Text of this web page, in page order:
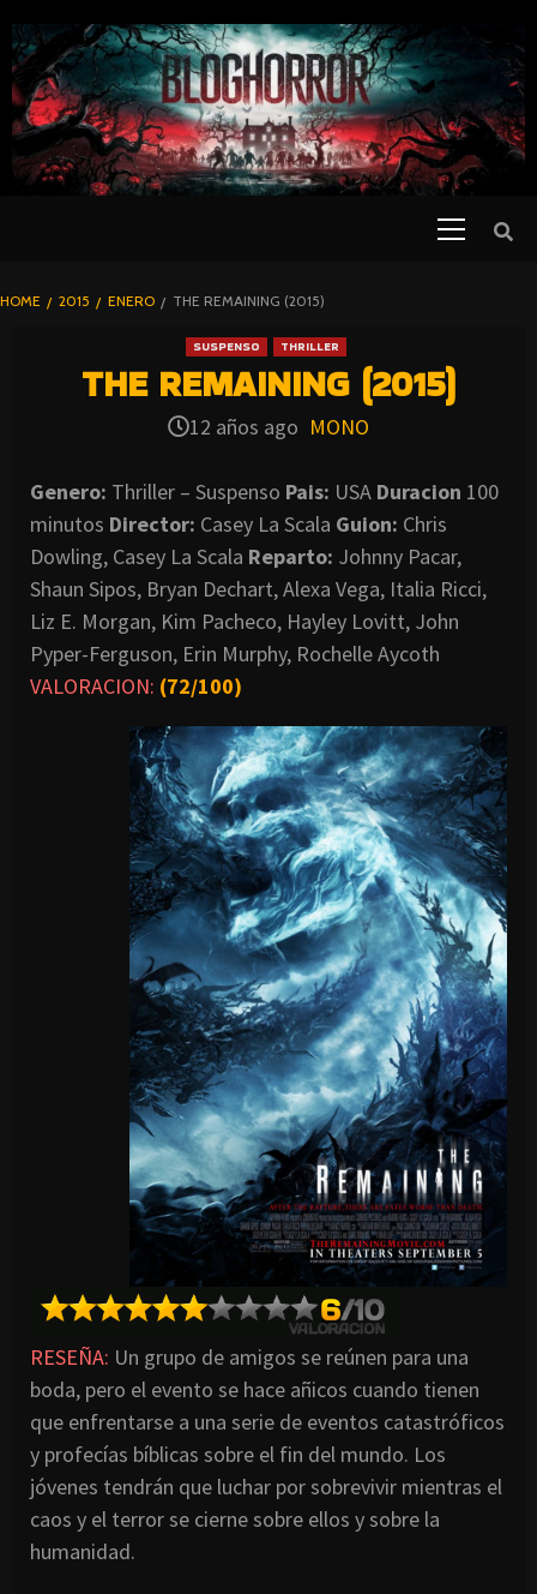
TO
CONTENT
BLOGHORROR
HOME 2015 ENERO THE REMAINING (2015)
SUSPENSO THRILLER
THE REMAINING (2015)
12 años ago MONO
Genero: Thriller – Suspenso Pais: USA Duracion 100
minutos Director: Casey La Scala Guion: Chris
Dowling, Casey La Scala Reparto: Johnny Pacar,
Shaun Sipos, Bryan Dechart, Alexa Vega, Italia Ricci,
Liz E. Morgan, Kim Pacheco, Hayley Lovitt, John
Pyper-Ferguson, Erin Murphy, Rochelle Aycoth
VALORACION: (72/100)
RESEÑA: Un grupo de amigos se reúnen para una
boda, pero el evento se hace añicos cuando tienen
que enfrentarse a una serie de eventos catastróficos
y profecías bíblicas sobre el fin del mundo. Los
jóvenes tendrán que luchar por sobrevivir mientras el
caos y el terror se cierne sobre ellos y sobre la
humanidad.